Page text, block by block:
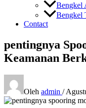
Bengkel
Bengkel
Contact
pentingnya
Keamanan
Oleh admin /